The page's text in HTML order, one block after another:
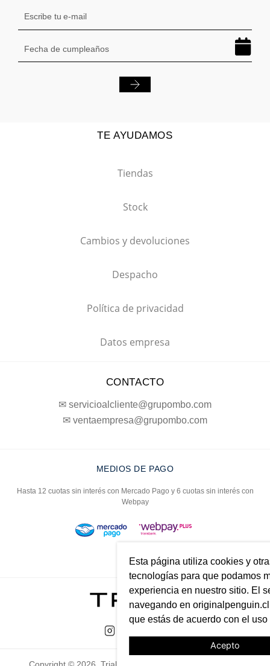
TE AYUDAMOS
Tiendas
Stock
Cambios y devoluciones
Despacho
Política de privacidad
Datos empresa
CONTACTO
✉ servicioalcliente@grupombo.com
✉ ventaempresa@grupombo.com
MEDIOS DE PAGO
Hasta 12 cuotas sin interés con Mercado Pago y 6 cuotas sin interés con
Webpay
Acepto
Esta página utiliza cookies y
tecnologías para que podamos
experiencia en nuestro sitio. El
navegando en
que estás de acuerdo con el